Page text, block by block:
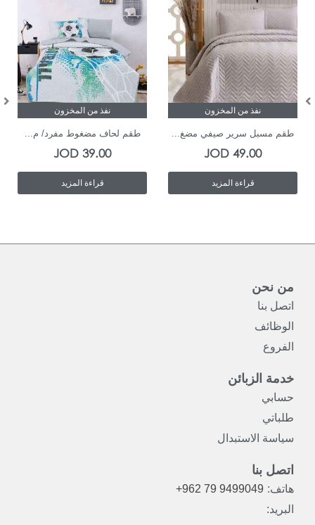
نفذ من المخزون
طقم مسبل سرير صيفي مضغ...
49.00
JOD
قراءة المزيد
نفذ من المخزون
طقم لحاف مضغوط مفرد/ م...
39.00
JOD
قراءة المزيد
من نحن
اتصل بنا
الوظائف
الفروع
خدمة الزبائن
حسابي
طلباتي
سياسة الاستبدال
اتصل بنا
هاتف: +962 79 9499049
البريد: